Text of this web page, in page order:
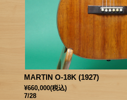
MARTIN O-18K (1927)
¥660,000(税込)
7/28